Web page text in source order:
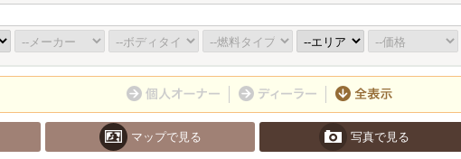
マップで見る 写真で見る